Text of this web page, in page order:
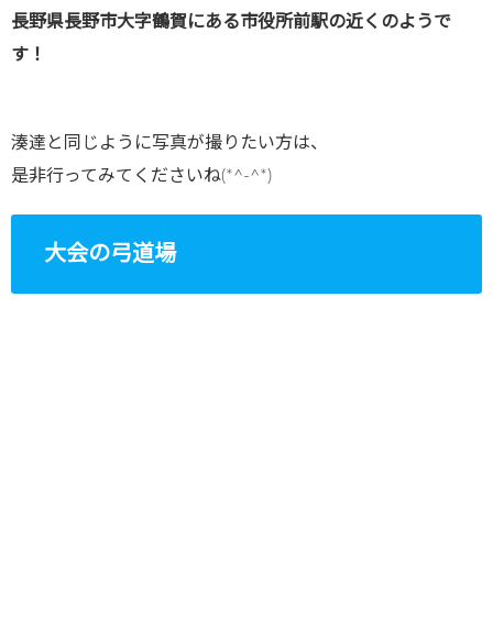
長野県長野市大字鶴賀にある市役所前駅の近くのようで
す！
湊達と同じように写真が撮りたい方は、
是非行ってみてくださいね(*^-^*)
大会の弓道場